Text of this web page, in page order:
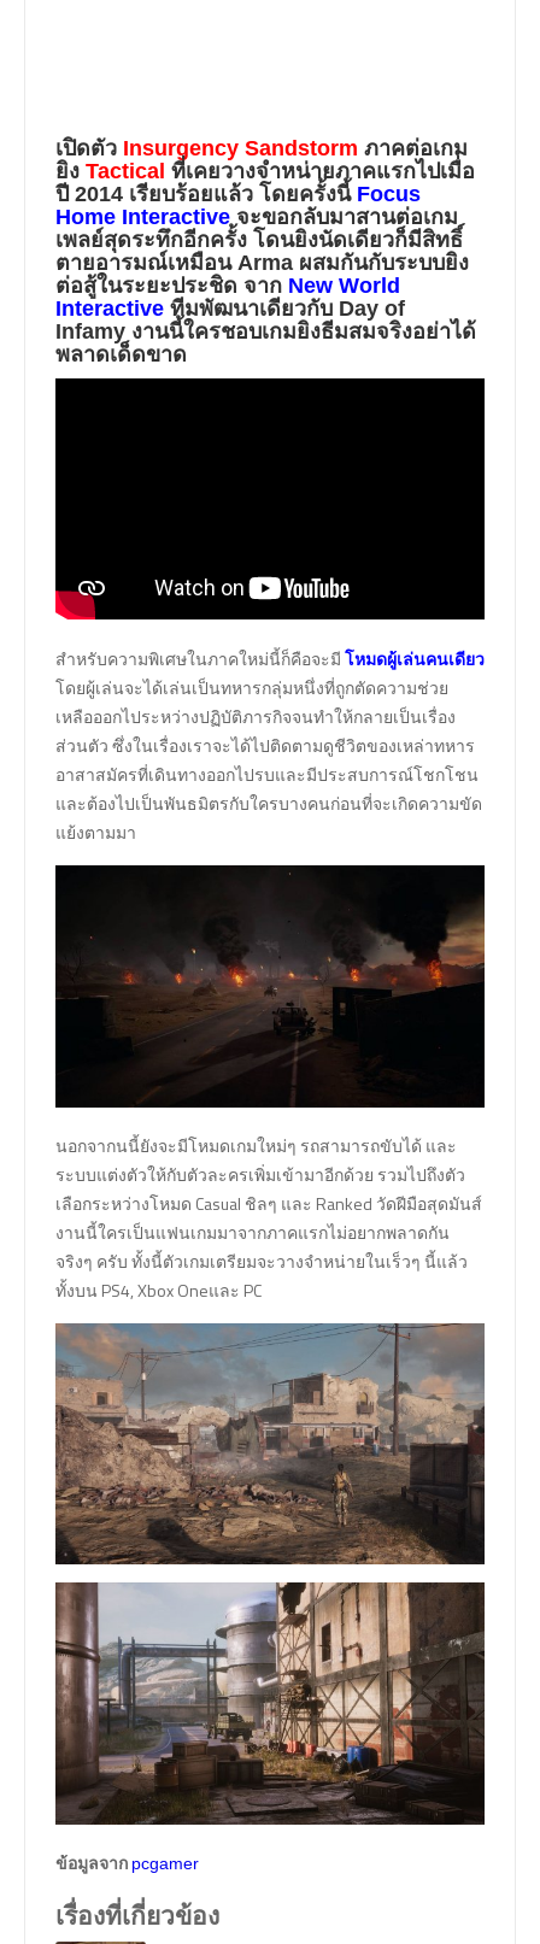
เปิดตัว Insurgency Sandstorm ภาคต่อเกม
ยิง Tactical ที่เคยวางจำหน่ายภาคแรกไปเมื่อ
ปี 2014 เรียบร้อยแล้ว โดยครั้งนี้ Focus
Home Interactive จะขอกลับมาสานต่อเกม
เพลย์สุดระทึกอีกครั้ง โดนยิงนัดเดียวก็มีสิทธิ์
ตายอารมณ์เหมือน Arma ผสมกันกับระบบยิง
ต่อสู้ในระยะประชิด จาก New World
Interactive ทีมพัฒนาเดียวกับ Day of
Infamy งานนี้ใครชอบเกมยิงธีมสมจริงอย่าได้
พลาดเด็ดขาด
สำหรับความพิเศษในภาคใหม่นี้ก็คือจะมีโหมดผู้เล่นคนเดียว
โดยผู้เล่นจะได้เล่นเป็นทหารกลุ่มหนึ่งที่ถูกตัดความช่วย
เหลือออกไประหว่างปฏิบัติภารกิจจนทำให้กลายเป็นเรื่อง
ส่วนตัว ซึ่งในเรื่องเราจะได้ไปติดตามดูชีวิตของเหล่าทหาร
อาสาสมัครที่เดินทางออกไปรบและมีประสบการณ์โชกโชน
และต้องไปเป็นพันธมิตรกับใครบางคนก่อนที่จะเกิดความขัด
แย้งตามมา
นอกจากนนี้ยังจะมีโหมดเกมใหม่ๆ รถสามารถขับได้ และ
ระบบแต่งตัวให้กับตัวละครเพิ่มเข้ามาอีกด้วย รวมไปถึงตัว
เลือกระหว่างโหมด Casual ชิลๆ และ Ranked วัดฝีมือสุดมันส์
งานนี้ใครเป็นแฟนเกมมาจากภาคแรกไม่อยากพลาดกัน
จริงๆ ครับ ทั้งนี้ตัวเกมเตรียมจะวางจำหน่ายในเร็วๆ นี้แล้ว
ทั้งบน PS4, Xbox Oneและ PC
ข้อมูลจาก pcgamer
เรื่องที่เกี่ยวข้อง